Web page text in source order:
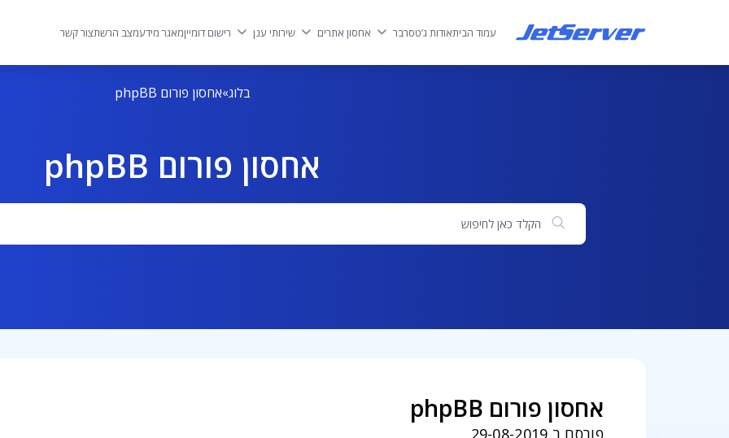
עמוד הביתאודות ג’טסרבר אחסון אתרים שירותי ענן רישום דומייןמאגר מידעמצב הרשתצור קשר
בלוג אחסון פורום phpBB
אחסון פורום phpBB
חיפוש
אחסון פורום phpBB
פורסם ב 29-08-2019